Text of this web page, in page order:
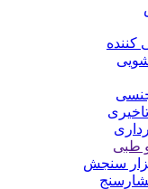
کننده
طبی
سنجش